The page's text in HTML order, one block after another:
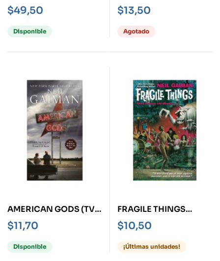
COLLECTION- NOVELS
1 TO 4 BOX SET
$49,50
Disponible
$13,50
Agotado
AMERICAN GODS (TV
TIE-IN)
$11,70
Disponible
FRAGILE THINGS
SHORT FICTIONS AND
WONDERS
$10,50
¡Últimas unidades!